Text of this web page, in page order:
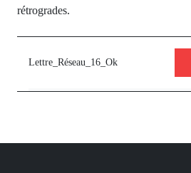
rétrogrades.
Lettre_Réseau_16_Ok